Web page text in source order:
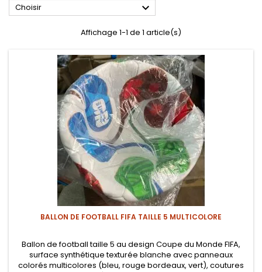
Choisir 
Affichage 1-1 de 1 article(s)
BALLON DE FOOTBALL FIFA TAILLE 5 MULTICOLORE
Ballon de football taille 5 au design Coupe du Monde FIFA,
surface synthétique texturée blanche avec panneaux
colorés multicolores (bleu, rouge bordeaux, vert), coutures